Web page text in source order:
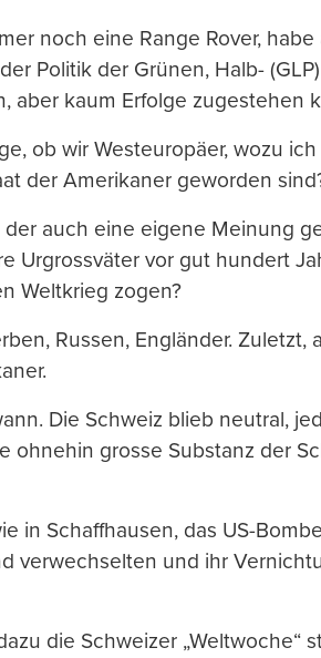
noch eine Range Rover, habe
Politik der Grünen, Halb-
aber kaum Erfolge zugestehen
ob wir Westeuropäer, wozu
der Amerikaner geworden
auch eine eigene Meinung
Urgrossväter vor gut hundert
Weltkrieg zogen?
Russen, Engländer. Zuletzt,
Die Schweiz blieb neutral,
ohnehin grosse Substanz der
in Schaffhausen, das US-
verwechselten und ihr
die Schweizer „Weltwoche“